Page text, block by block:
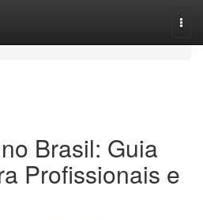
Brasil: Guia
Profissionais e